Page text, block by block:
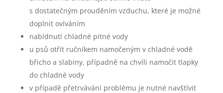
s dostatečným prouděním vzduchu, které je možné
doplnit ovíváním
nabídnutí chladné pitné vody
u psů otřít ručníkem namočeným v chladné vodě
břicho a slabiny, případně na chvíli namočit tlapky
do chladné vody
v případě přetrvávání problému je nutné navštívit